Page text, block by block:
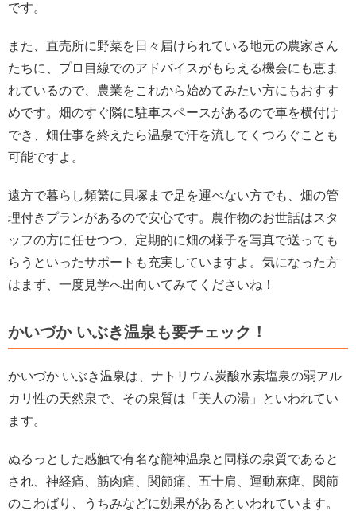
です。
また、直売所に野菜を日々届けられている地元の農家さん
たちに、プロ目線でのアドバイスがもらえる機会にも恵ま
れているので、農業をこれから始めてみたい方にもおすす
めです。畑のすぐ隣に駐車スペースがあるので車を横付け
でき、畑仕事を終えたら温泉で汗を流してくつろぐことも
可能ですよ。
遠方で暮らし頻繁に貝塚まで足を運べない方でも、畑の管
理付きプランがあるので安心です。農作物のお世話はスタ
ッフの方に任せつつ、定期的に畑の様子を写真で送っても
らうといったサポートも充実していますよ。気になった方
はまず、一度見学へ出向いてみてくださいね！
かいづか いぶき温泉も要チェック！
かいづか いぶき温泉は、ナトリウム炭酸水素塩泉の弱アル
カリ性の天然泉で、その泉質は「美人の湯」といわれてい
ます。
ぬるっとした感触で有名な龍神温泉と同様の泉質であると
され、神経痛、筋肉痛、関節痛、五十肩、運動麻痺、関節
のこわばり、うちみなどに効果があるといわれています。